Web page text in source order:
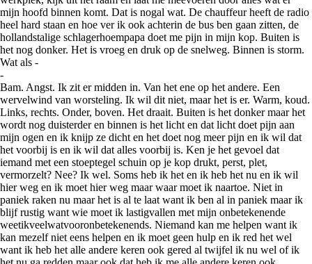
mijn hoofd binnen komt. Dat is nogal wat. De chauffeur heeft de radio
heel hard staan en hoe ver ik ook achterin de bus ben gaan zitten, de
hollandstalige schlagerhoempapa doet me pijn in mijn kop. Buiten is
het nog donker. Het is vroeg en druk op de snelweg. Binnen is storm.
Wat als -
-
Bam. Angst. Ik zit er midden in. Van het ene op het andere. Een
wervelwind van worsteling. Ik wil dit niet, maar het is er. Warm, koud.
Links, rechts. Onder, boven. Het draait. Buiten is het donker maar het
wordt nog duisterder en binnen is het licht en dat licht doet pijn aan
mijn ogen en ik knijp ze dicht en het doet nog meer pijn en ik wil dat
het voorbij is en ik wil dat alles voorbij is. Ken je het gevoel dat
iemand met een stoeptegel schuin op je kop drukt, perst, plet,
vermorzelt? Nee? Ik wel. Soms heb ik het en ik heb het nu en ik wil
hier weg en ik moet hier weg maar waar moet ik naartoe. Niet in
paniek raken nu maar het is al te laat want ik ben al in paniek maar ik
blijf rustig want wie moet ik lastigvallen met mijn onbetekenende
weetikveelwatvooronbetekenends. Niemand kan me helpen want ik
kan mezelf niet eens helpen en ik moet geen hulp en ik red het wel
want ik heb het alle andere keren ook gered al twijfel ik nu wel of ik